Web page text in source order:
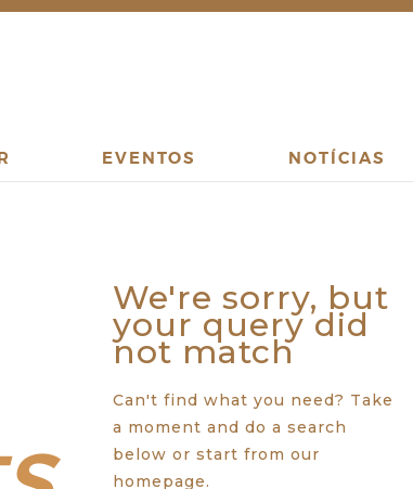
EVENTOS NOTÍCIAS
We're sorry, but
your query did
not match
Can't find what you need? Take
a moment and do a search
below or start from our
homepage.